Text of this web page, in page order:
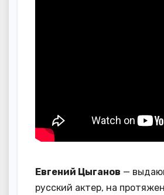
Евгений Цыганов —
русский актер, на